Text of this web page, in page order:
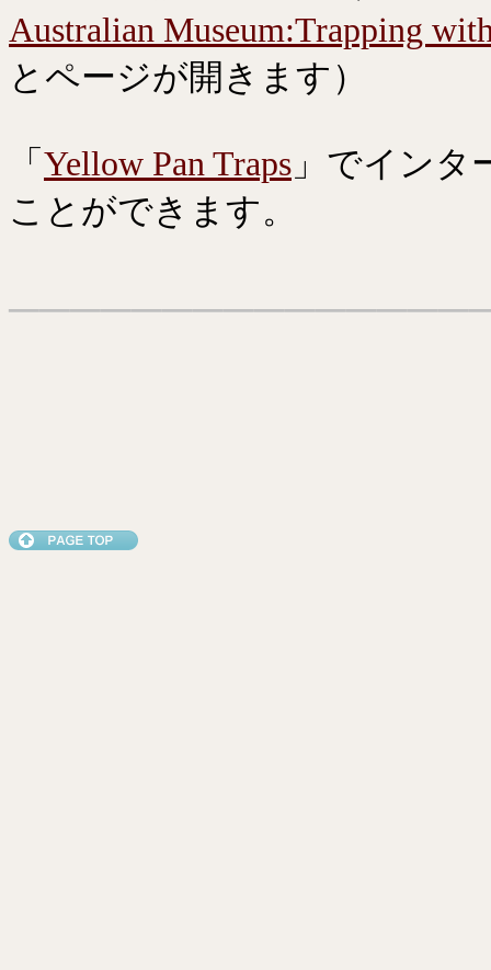
Australian Museum:Trapping
とページが開きます）
「 Yellow Pan Traps 」でインタ
ことができます。